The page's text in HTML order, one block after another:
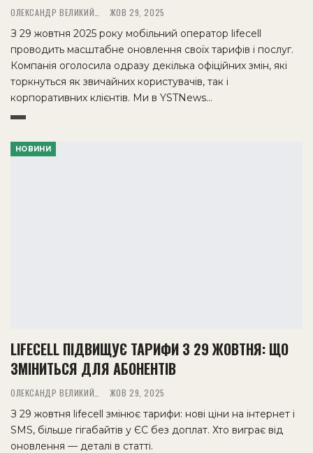
ЖОВ 29, 2025
З 29 жовтня 2025 року мобільний оператор lifecell
проводить масштабне оновлення своїх тарифів і послуг.
Компанія оголосила одразу декілька офіційних змін, які
торкнуться як звичайних користувачів, так і
корпоративних клієнтів. Ми в YSTNews…
НОВИНИ
LIFECELL ПІДВИЩУЄ ТАРИФИ З 29 ЖОВТНЯ: ЩО
ЗМІНИТЬСЯ ДЛЯ АБОНЕНТІВ
ЖОВ 29, 2025
З 29 жовтня lifecell змінює тарифи: нові ціни на інтернет і
SMS, більше гігабайтів у ЄС без доплат. Хто виграє від
оновлення — деталі в статті.